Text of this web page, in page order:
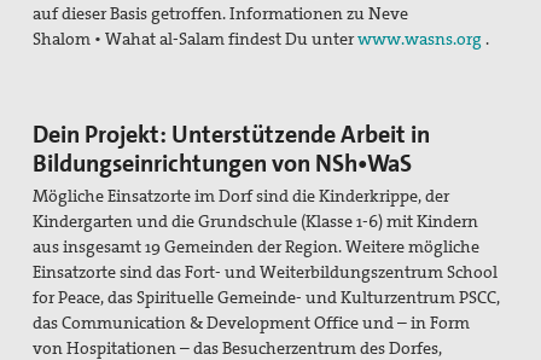
Unsere Pressemitteilungen und Stellungnahmen
Das Thema "Frieden" bei der ACK Baden-Württemberg
Themenheft "Frieden" aus der Reihe "IMULSE für die
Pastoral"
Newsletter
Bausteine für Friedensgebete und anderes zum
Ukrainekonflikt
auf dieser Basis getroffen. Informationen zu Neve
Shalom • Wahat al-Salam findest Du unterwww.wasns.org .
Dein Projekt: Unterstützende Arbeit in
Bildungseinrichtungen von NSh•WaS
Mögliche Einsatzorte im Dorf sind die Kinderkrippe, der
Kindergarten und die Grundschule (Klasse 1-6) mit Kindern
aus insgesamt 19 Gemeinden der Region. Weitere mögliche
Einsatzorte sind das Fort- und Weiterbildungszentrum School
for Peace, das Spirituelle Gemeinde- und Kulturzentrum PSCC,
das Communication & Development Office und – in Form
von Hospitationen – das Besucherzentrum des Dorfes,